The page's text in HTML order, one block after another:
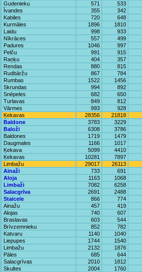
Gudenieku
571 533
Īvandes
355 342
Kabiles
720 648
Kurmāles
1896 1810
Laidu
998 933
Nīkrāces
557 499
Padures
1046 997
Pelču
991 915
Raņķu
404 357
Rendas
880 815
Rudbāržu
867 784
Rumbas
1522 1456
Skrundas
994 892
Snēpeles
682 650
Turlavas
849 812
Vārmes
993 928
Ķekavas
28356 21818
Baldone
3783 3229
Baloži
6308 3786
Baldones
1719 1479
Daugmales
1166 1017
Ķekava
5099 4410
Ķekavas
10281 7897
Limbažu
29017 26113
Ainaži
733 691
Aloja
1163 1068
Limbaži
7082 6258
Salacgrīva
2691 2488
Staicele
866 774
Ainažu
457 419
Alojas
740 607
Braslavas
603 544
Brīvzemnieku
852 782
Katvaru
1140 1040
Liepupes
1744 1540
Limbažu
2132 1876
Pāles
685 644
Salacgrīvas
2010 1812
Skultes
2004 1760